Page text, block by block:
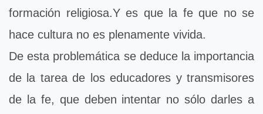
formación religiosa.Y es que la fe que no se
hace cultura no es plenamente vivida.
De esta problemática se deduce la importancia
de la tarea de los educadores y transmisores
de la fe, que deben intentar no sólo darles a